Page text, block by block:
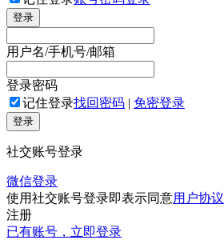
登录
用户名/手机号/邮箱
登录密码
记住登录找回密码 | 免密登录
登录
社交账号登录
微信登录
使用社交账号登录即表示同意用户协议
注册
已有账号，立即登录